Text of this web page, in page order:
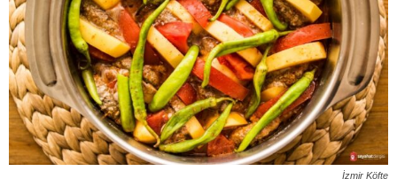
İzmir Köfte